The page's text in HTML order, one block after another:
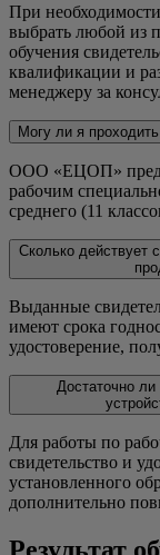
При
выбрать любой из
обучения
квалификации и
менеджеру за
Могу ли я
ООО «ЕЦОП»
рабочим
среднего (11
Сколько действует
Выданные
имеют срока
удостоверение,
Достаточно
Для работы по
свидетельство и
установленного
дополнительно